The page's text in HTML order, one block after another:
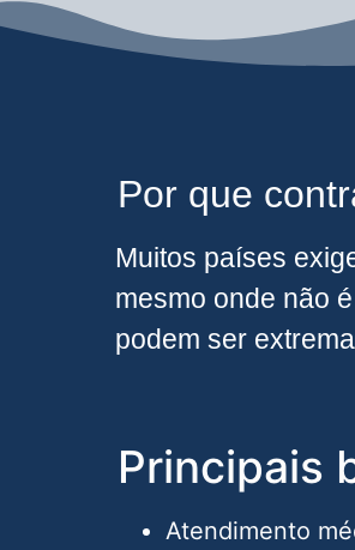
Por que
Muitos países
mesmo onde não
podem ser
Principais
Atendimento